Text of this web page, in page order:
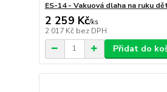
ES-14 - Vakuová dlaha na ruku
2 259 Kč/ks
2 017 Kč bez DPH
Přidat do